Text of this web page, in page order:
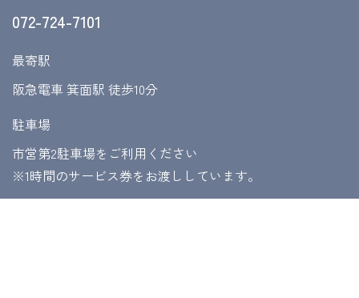
072-724-7101
最寄駅
阪急電車 箕面駅 徒歩10分
駐車場
市営第2駐車場をご利用ください
​​​​​​​※1時間のサービス券をお渡ししています。